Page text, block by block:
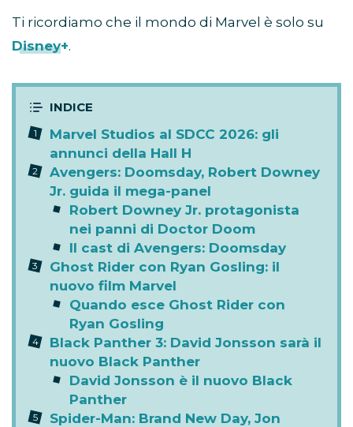
Ti ricordiamo che il mondo di Marvel è solo su
Disney+.
Marvel Studios al SDCC 2026: gli
annunci della Hall H
Avengers: Doomsday, Robert Downey
Jr. guida il mega-panel
Robert Downey Jr. protagonista
nei panni di Doctor Doom
Il cast di Avengers: Doomsday
Ghost Rider con Ryan Gosling: il
nuovo film Marvel
Quando esce Ghost Rider con
Ryan Gosling
Black Panther 3: David Jonsson sarà il
nuovo Black Panther
David Jonsson è il nuovo Black
Panther
Spider-Man: Brand New Day, Jon